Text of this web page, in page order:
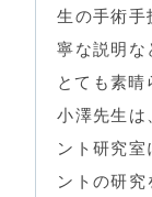
生の手術手
寧な説明な
とても素晴
小澤先生は
ント研究
ントの研